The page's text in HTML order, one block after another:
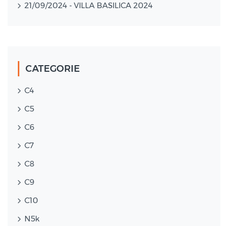
21/09/2024 - VILLA BASILICA 2024
CATEGORIE
C4
C5
C6
C7
C8
C9
C10
N5k